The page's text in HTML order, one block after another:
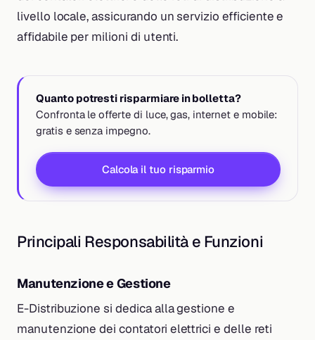
livello locale, assicurando un servizio efficiente e
affidabile per milioni di utenti.
Quanto potresti risparmiare in bolletta?
Confronta le offerte di luce, gas, internet e mobile:
gratis e senza impegno.
Calcola il tuo risparmio
Principali Responsabilità e Funzioni
Manutenzione e Gestione
E-Distribuzione si dedica alla gestione e
manutenzione dei contatori elettrici e delle reti